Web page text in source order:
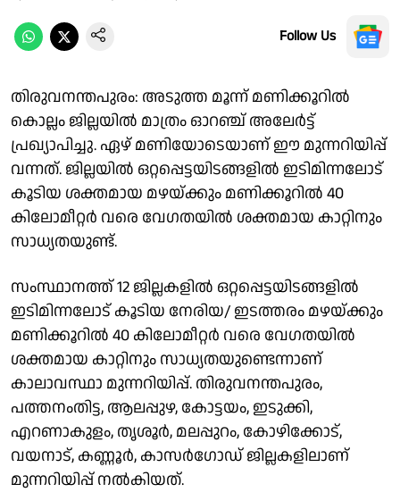
Follow Us
തിരുവനന്തപുരം: അടുത്ത മൂന്ന് മണിക്കൂറിൽ
കൊല്ലം ജില്ലയിൽ മാത്രം ഓറഞ്ച് അലേർട്ട്
പ്രഖ്യാപിച്ചു. ഏഴ് മണിയോടെയാണ് ഈ മുന്നറിയിപ്പ്
വന്നത്. ജില്ലയിൽ ഒറ്റപ്പെട്ടയിടങ്ങളിൽ ഇടിമിന്നലോട്
കൂടിയ ശക്തമായ മഴയ്ക്കും മണിക്കൂറിൽ 40
കിലോമീറ്റർ വരെ വേഗതയിൽ ശക്തമായ കാറ്റിനും
സാധ്യതയുണ്ട്.
സംസ്ഥാനത്ത് 12 ജില്ലകളിൽ ഒറ്റപ്പെട്ടയിടങ്ങളിൽ
ഇടിമിന്നലോട് കൂടിയ നേരിയ/ ഇടത്തരം മഴയ്ക്കും
മണിക്കൂറിൽ 40 കിലോമീറ്റർ വരെ വേഗതയിൽ
ശക്തമായ കാറ്റിനും സാധ്യതയുണ്ടെന്നാണ്
കാലാവസ്ഥാ മുന്നറിയിപ്പ്. തിരുവനന്തപുരം,
പത്തനംതിട്ട, ആലപ്പുഴ, കോട്ടയം, ഇടുക്കി,
എറണാകുളം, തൃശൂർ, മലപ്പുറം, കോഴിക്കോട്,
വയനാട്, കണ്ണൂർ, കാസർഗോഡ് ജില്ലകളിലാണ്
മുന്നറിയിപ്പ് നൽകിയത്.